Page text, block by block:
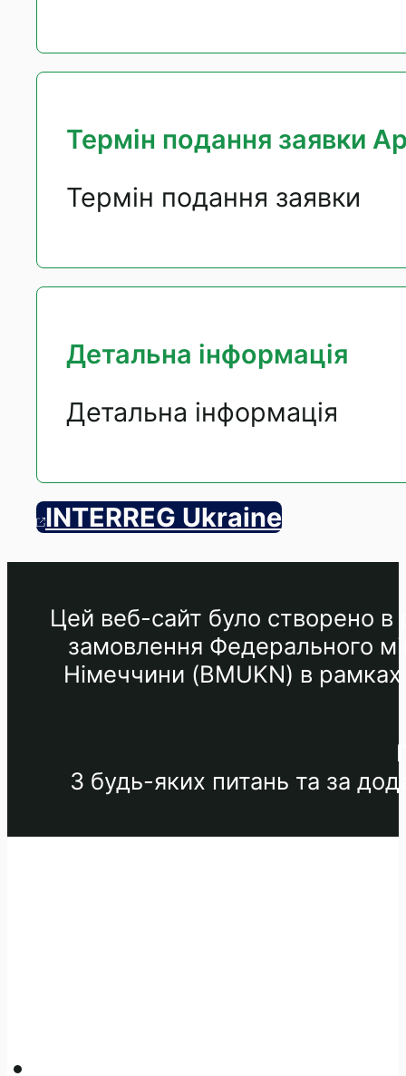
Термін подання заявки
Термін подання заявки
Детальна інформація
Детальна інформація
INTERREG Ukraine
Цей веб-сайт було створено в
замовлення Федерального
Німеччини (BMUKN) в рамках
З будь-яких питань та за